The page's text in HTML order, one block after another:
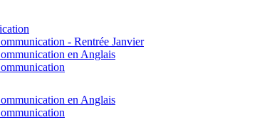
- Rentrée Janvier
en Anglais
en Anglais